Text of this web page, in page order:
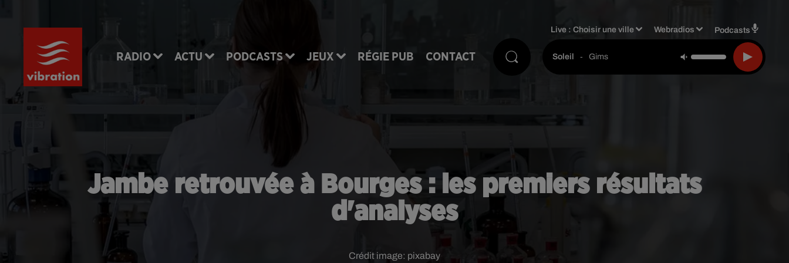
RADIO ACTU PODCASTS JEUX RÉGIE PUB CONTACT
Live :Choisir une ville Webradios Podcasts
Soleil - Gims
Jambe retrouvée à Bourges : les premiers résultats
d'analyses
Crédit image: pixabay